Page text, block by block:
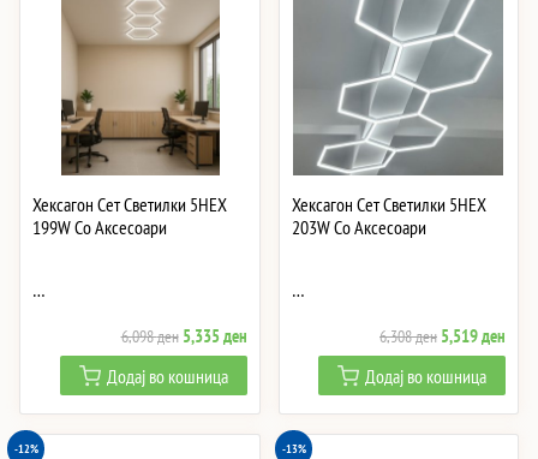
Хексагон Сет Светилки 5HEX
199W Со Аксесоари
…
6,098ден Original
price
was:
6,098 ден.
5,335денCurrent
price
is:
5,335 ден.
Додај во кошница
Хексагон Сет Светилки 5HEX
203W Со Аксесоари
…
6,308ден Original
price
was:
6,308 ден.
5,519ден
price
is:
Додај во кошница
-12% -13%